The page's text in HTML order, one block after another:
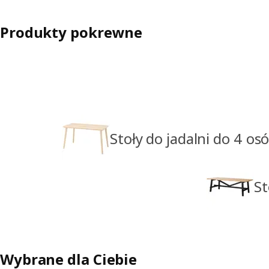
Produkty pokrewne
Stoły do jadalni do 4
Wybrane dla Ciebie